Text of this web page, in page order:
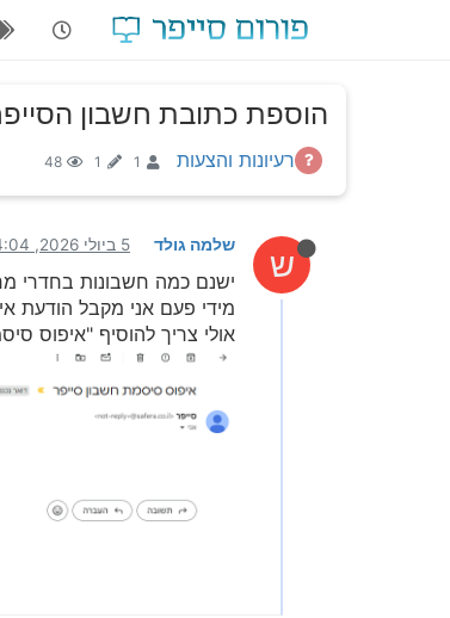
הוספת כתובת חשבון
רעיונות והצעות 1
1
48
ש שלמה גולד 5 ביולי 2026, 14:04
ישנם כמה חשבונות בחדרי
מידי פעם אני מקבל הודעת
אולי צריך להוסיף "איפוס סיסמת